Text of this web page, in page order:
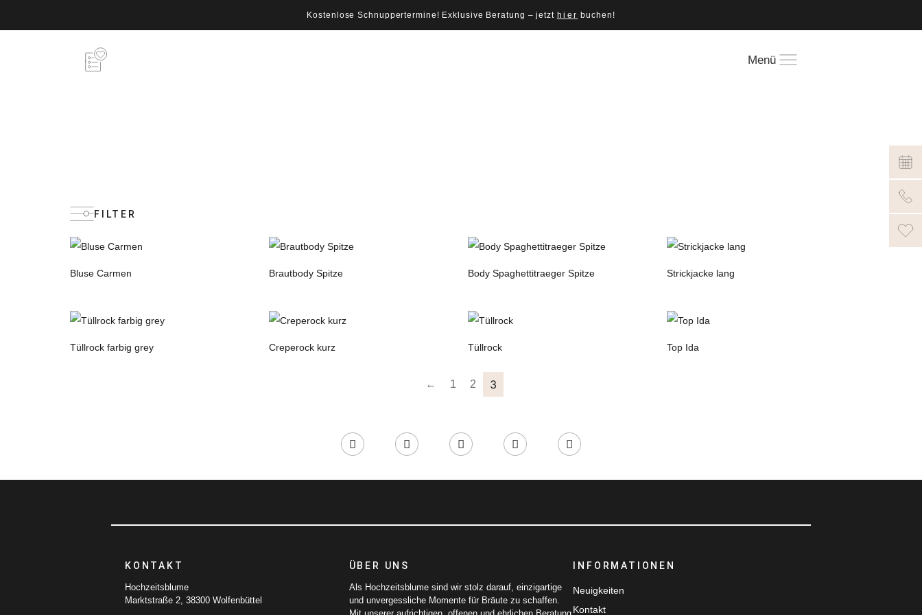
Kostenlose Schnuppertermine! Exklusive Beratung – jetzt hier buchen!
Menü
FILTER
Bluse Carmen Brautbody Spitze Body Spaghettitraeger Spitze Strickjacke lang
Tüllrock farbig grey Creperock kurz Tüllrock Top Ida
← 1 2 3
KONTAKT
Hochzeitsblume
Marktstraße 2, 38300 Wolfenbüttel
ÜBER UNS
Als Hochzeitsblume sind wir stolz darauf, einzigartige
und unvergessliche Momente für Bräute zu schaffen.
INFORMATIONEN
Neuigkeiten
Kontakt